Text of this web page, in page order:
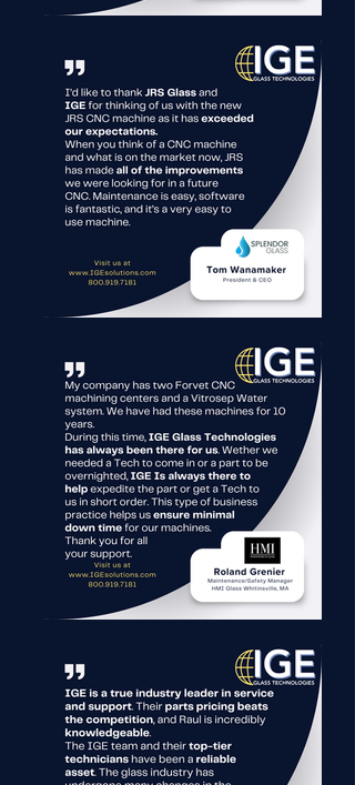
명확합니다. 바로 검증된 글로벌
기술을 현지에서 지원받으며, IGE
가 모든 기계, 부품, 서비스를 책
임진다는 확신을 바탕으로 제공하
는 것입니다.